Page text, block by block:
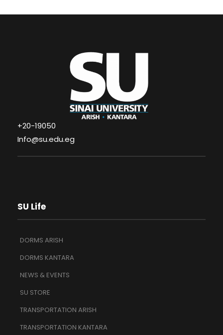
+20-19050
Info@su.edu.eg
SU Life
DORMS ARISH
DORMS KANTARA
NEWS & EVENTS
SU STORE
TRANSPORTATION ARISH
TRANSPORTATION KANTARA